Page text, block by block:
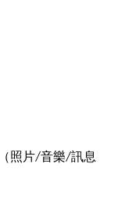
照片/音樂/訊息